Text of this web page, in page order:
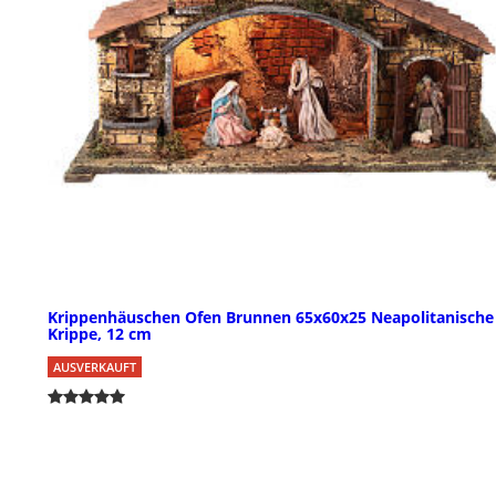
Krippenhäuschen Ofen Brunnen 65x60x25 Neapolitanische
Krippe, 12 cm
AUSVERKAUFT